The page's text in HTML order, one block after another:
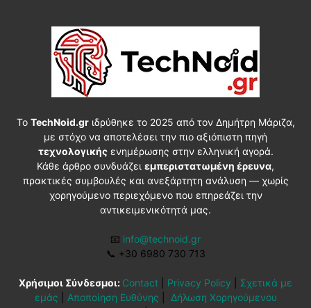
Το TechNoid.grιδρύθηκε το 2025 από τον Δημήτρη Μάριζα,
με στόχο να αποτελέσει την πιο αξιόπιστη πηγή
τεχνολογικήςενημέρωσης στην ελληνική αγορά.
Κάθε άρθρο συνδυάζει εμπεριστατωμένη έρευνα,
πρακτικές συμβουλές και ανεξάρτητη ανάλυση — χωρίς
χορηγούμενο περιεχόμενο που επηρεάζει την
αντικειμενικότητά μας.
📧 info@technoid.gr
📞 +30 6980 730 713
Χρήσιμοι Σύνδεσμοι: Contact Privacy Policy
Σχετικά με
εμάς
Αποποίηση Ευθύνης
Δήλωση Χορηγούμενου